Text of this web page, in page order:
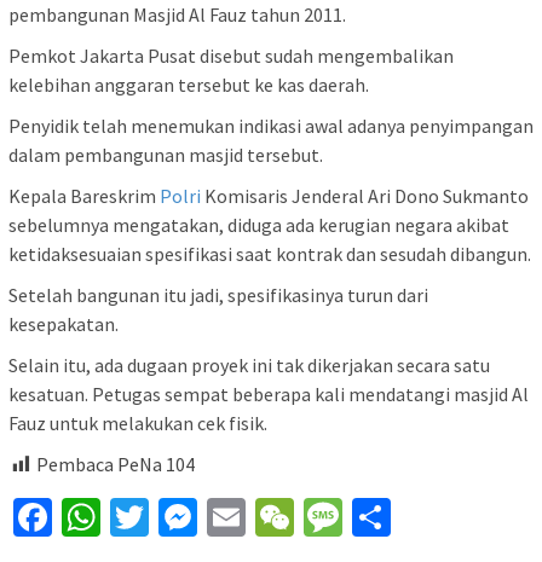
pembangunan Masjid Al Fauz tahun 2011.
Pemkot Jakarta Pusat disebut sudah mengembalikan
kelebihan anggaran tersebut ke kas daerah.
Penyidik telah menemukan indikasi awal adanya penyimpangan
dalam pembangunan masjid tersebut.
Kepala Bareskrim Polri Komisaris Jenderal Ari Dono Sukmanto
sebelumnya mengatakan, diduga ada kerugian negara akibat
ketidaksesuaian spesifikasi saat kontrak dan sesudah dibangun.
Setelah bangunan itu jadi, spesifikasinya turun dari
kesepakatan.
Selain itu, ada dugaan proyek ini tak dikerjakan secara satu
kesatuan. Petugas sempat beberapa kali mendatangi masjid Al
Fauz untuk melakukan cek fisik.
Pembaca PeNa 104
Facebook
WhatsApp
Twitter
Messenger
EmailWeChatMessage